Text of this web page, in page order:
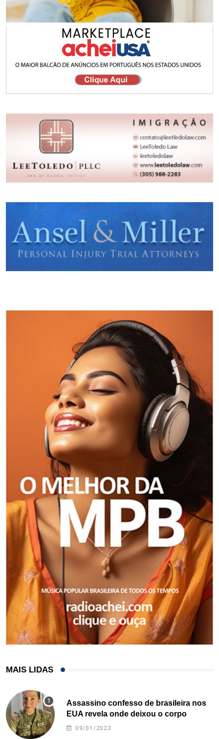
MAIS LIDAS
Assassino confesso de brasileira nos
EUA revela onde deixou o corpo
09/01/2023